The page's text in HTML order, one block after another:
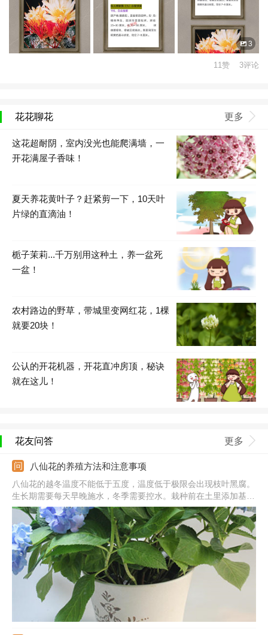
3
11赞 3评论
花花聊花 更多
这花超耐阴，室内没光也能爬满墙，一
开花满屋子香味！
夏天养花黄叶子？赶紧剪一下，10天叶
片绿的直滴油！
栀子茉莉...千万别用这种土，养一盆死
一盆！
农村路边的野草，带城里变网红花，1棵
就要20块！
公认的开花机器，开花直冲房顶，秘诀
就在这儿！
花友问答 更多
八仙花的养殖方法和注意事项
八仙花的越冬温度不能低于五度，温度低于极限会出现枝叶黑腐。
生长期需要每天早晚施水，冬季需要控水。栽种前在土里添加基
肥，生长期每半个月施肥一次。夏季需养在阴凉处，秋季逐渐增加
阳光。